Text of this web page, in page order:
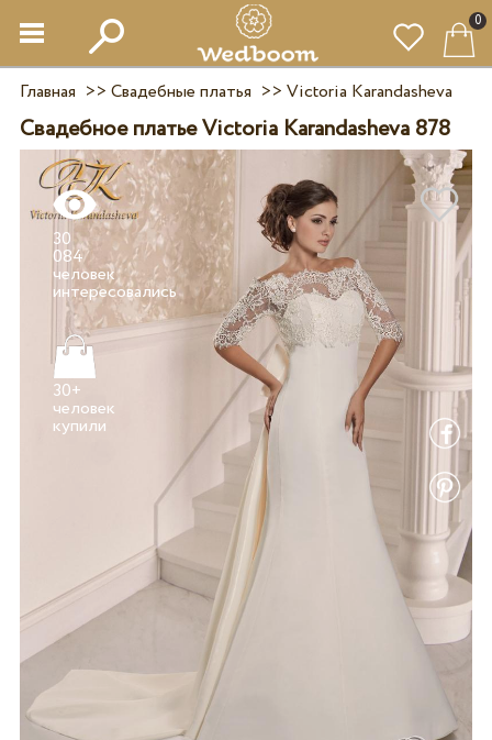
0
Главная >> Свадебные платья >> Victoria Karandasheva
Свадебное платье Victoria Karandasheva 878
30
084
человек
30+
человек